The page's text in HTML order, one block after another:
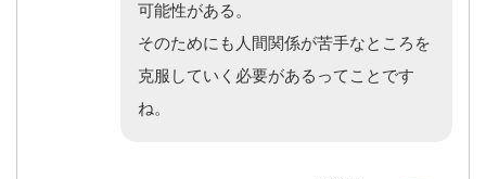
可能性がある。
そのためにも人間関係が苦手なところを
克服していく必要があるってことです
ね。